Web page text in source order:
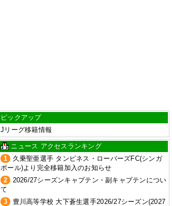
ピックアップ
Jリーグ移籍情報
ニュース アクセスランキング
1
久乗聖亜選手 タンピネス・ローバーズFC(シンガ
ポール)より完全移籍加入のお知らせ
2
2026/27シーズンキャプテン・副キャプテンについ
て
3
豊川高等学校 大下蒼生選手2026/27シーズン(2027